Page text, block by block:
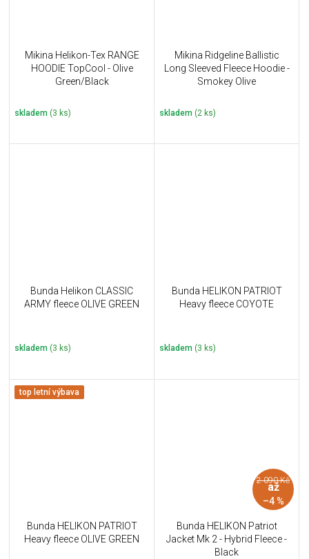
Mikina Helikon-Tex RANGE
HOODIE TopCool - Olive
Green/Black
skladem (3 ks)
Mikina Ridgeline Ballistic
Long Sleeved Fleece Hoodie -
Smokey Olive
skladem (2 ks)
Bunda Helikon CLASSIC
ARMY fleece OLIVE GREEN
skladem (3 ks)
Bunda HELIKON PATRIOT
Heavy fleece COYOTE
skladem (3 ks)
top letní výbava
Bunda HELIKON PATRIOT
Heavy fleece OLIVE GREEN
2 090 Kč
až
–4 %
Bunda HELIKON Patriot
Jacket Mk 2 - Hybrid Fleece -
Black